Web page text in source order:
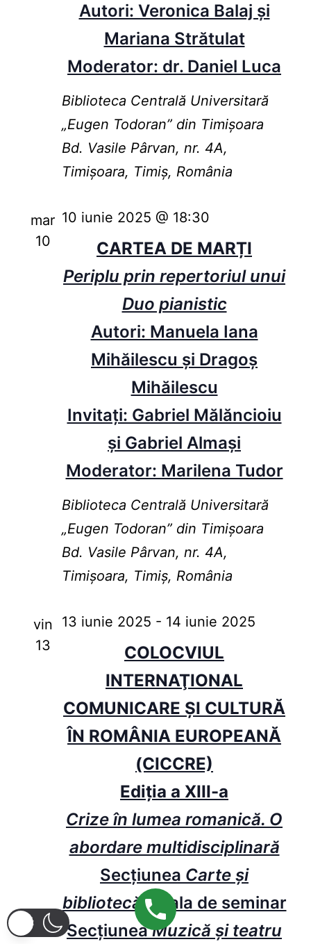
Autori: Veronica Balaj și
Mariana Strătulat
Moderator: dr. Daniel Luca
Biblioteca Centrală Universitară
„Eugen Todoran” din Timişoara
Bd. Vasile Pârvan, nr. 4A,
Timișoara, Timiș, România
mar
10
CARTEA DE MARȚI
Periplu prin repertoriul unui
Duo pianistic
Autori: Manuela Iana
Mihăilescu și Dragoș
Mihăilescu
Invitați: Gabriel Mălăncioiu
și Gabriel Almași
Moderator: Marilena Tudor
10 iunie 2025 @ 18:30
Biblioteca Centrală Universitară
„Eugen Todoran” din Timişoara
Bd. Vasile Pârvan, nr. 4A,
Timișoara, Timiș, România
vin
13
COLOCVIUL
INTERNAŢIONAL
COMUNICARE ŞI CULTURĂ
ÎN ROMÂNIA EUROPEANĂ
(CICCRE)
Ediţia a XIII-a
Crize în lumea romanică. O
abordare multidisciplinară
Secțiunea Carte și
bibliotecă – Sala de seminar
SecțiuneaMuzică și teatru
13 iunie 2025 - 14 iunie 2025